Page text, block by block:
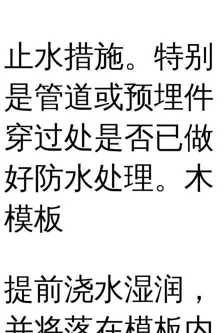
止水措施。特别
是管道或预埋件
穿过处是否已做
好防水处理。木
模板
提前浇水湿润，